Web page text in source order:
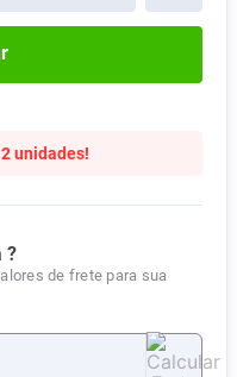
unidades!
?
de frete para sua